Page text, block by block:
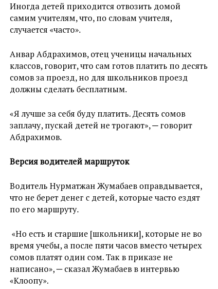
Иногда детей приходится отвозить домой
самим учителям, что, по словам учителя,
случается «часто».
Анвар Абдрахимов, отец ученицы начальных
классов, говорит, что сам готов платить по десять
сомов за проезд, но для школьников проезд
должны сделать бесплатным.
«Я лучше за себя буду платить. Десять сомов
заплачу, пускай детей не трогают», ─ говорит
Абдрахимов.
Версия водителей маршруток
Водитель Нурматжан Жумабаев оправдывается,
что не берет денег с детей, которые часто ездят
по его маршруту.
«Но есть и старшие [школьники], которые не во
время учебы, а после пяти часов вместо четырех
сомов платят один сом. Так в приказе не
написано», ─ сказал Жумабаев в интервью
«Клоопу».